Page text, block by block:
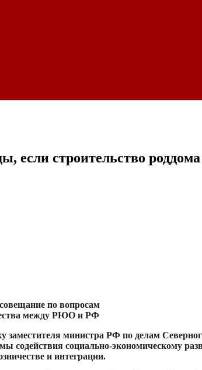
если строительство
по вопросам
между РЮО и РФ
заместителя министра РФ по делам
содействия социально-экономическому
и интеграции.